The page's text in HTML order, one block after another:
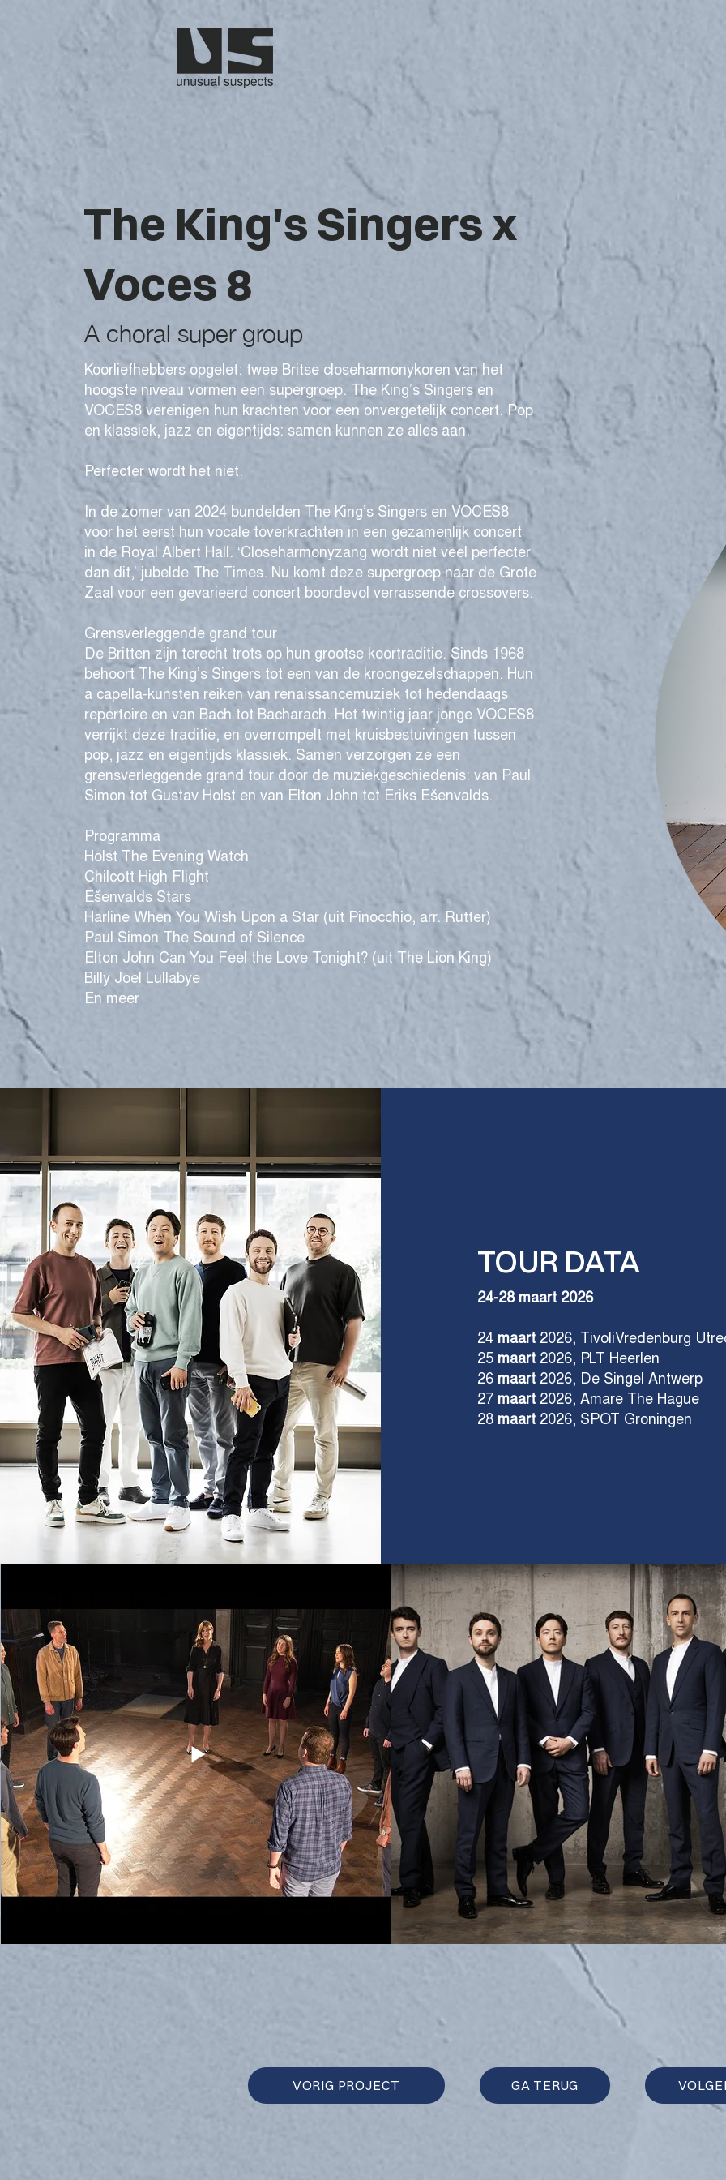
The King's Singers x
Voces 8
A choral super group
Koorliefhebbers opgelet: twee Britse closeharmonykoren van het
hoogste niveau vormen een supergroep. The King’s Singers en
VOCES8 verenigen hun krachten voor een onvergetelijk concert. Pop
en klassiek, jazz en eigentijds: samen kunnen ze alles aan.
Perfecter wordt het niet.
In de zomer van 2024 bundelden The King’s Singers en VOCES8
voor het eerst hun vocale toverkrachten in een gezamenlijk concert
in de Royal Albert Hall. ‘Closeharmonyzang wordt niet veel perfecter
dan dit,’ jubelde The Times. Nu komt deze supergroep naar de Grote
Zaal voor een gevarieerd concert boordevol verrassende crossovers.
Grensverleggende grand tour
De Britten zijn terecht trots op hun grootse koortraditie. Sinds 1968
behoort The King’s Singers tot een van de kroongezelschappen. Hun
a capella-kunsten reiken van renaissancemuziek tot hedendaags
repertoire en van Bach tot Bacharach. Het twintig jaar jonge VOCES8
verrijkt deze traditie, en overrompelt met kruisbestuivingen tussen
pop, jazz en eigentijds klassiek. Samen verzorgen ze een
grensverleggende grand tour door de muziekgeschiedenis: van Paul
Simon tot Gustav Holst en van Elton John tot Eriks Ešenvalds.
Programma
Holst The Evening Watch
Chilcott High Flight
Ešenvalds Stars
Harline When You Wish Upon a Star (uit Pinocchio, arr. Rutter)
Paul Simon The Sound of Silence
Elton John Can You Feel the Love Tonight? (uit The Lion King)
Billy Joel Lullabye
En meer
TOUR DATA
24-28 maart 2026
24 maart 2026, TivoliVredenburg
25 maart 2026, PLT Heerlen
26 maart 2026, De Singel Antwerp
27 maart 2026, Amare The Hague
28 maart 2026, SPOT Groningen
VORIG PROJECT GA TERUG